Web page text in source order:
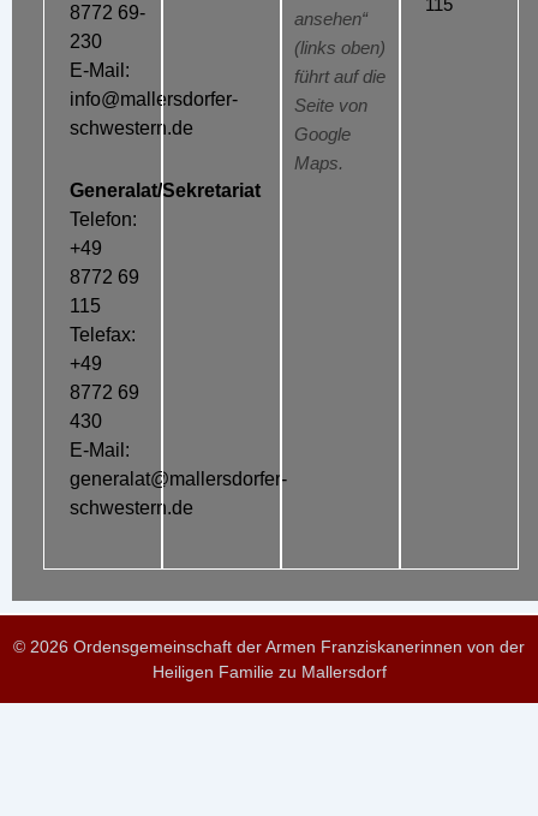
8772 69-
230
E-Mail:
info@mallersdorfer-
schwestern.de
Generalat/Sekretariat
Telefon:
+49
8772 69
115
Telefax:
+49
8772 69
430
E-Mail:
generalat@mallersdorfer-
schwestern.de
ansehen“
(links oben)
führt auf die
Seite von
Google
Maps.
115
© 2026 Ordensgemeinschaft der Armen Franziskanerinnen von der
Heiligen Familie zu Mallersdorf